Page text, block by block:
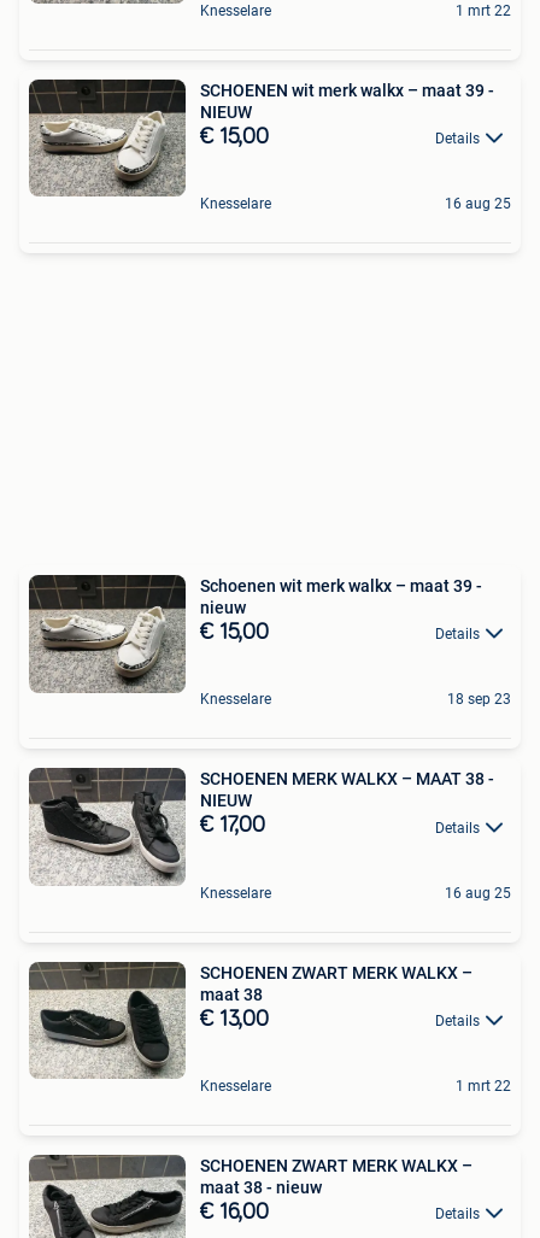
Knesselare 1 mrt 22
SCHOENEN wit merk walkx – maat 39 -
NIEUW
€ 15,00 Details
Knesselare 16 aug 25
Schoenen wit merk walkx – maat 39 -
nieuw
€ 15,00 Details
Knesselare 18 sep 23
SCHOENEN MERK WALKX – MAAT 38 -
NIEUW
€ 17,00 Details
Knesselare 16 aug 25
SCHOENEN ZWART MERK WALKX –
maat 38
€ 13,00 Details
Knesselare 1 mrt 22
SCHOENEN ZWART MERK WALKX –
maat 38 - nieuw
€ 16,00 Details